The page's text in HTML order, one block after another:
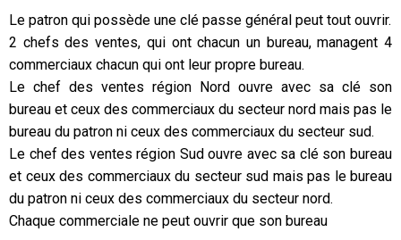
Le patron qui possède une clé passe général peut tout ouvrir.
2 chefs des ventes, qui ont chacun un bureau, managent 4
commerciaux chacun qui ont leur propre bureau.
Le chef des ventes région Nord ouvre avec sa clé son
bureau et ceux des commerciaux du secteur nord mais pas le
bureau du patron ni ceux des commerciaux du secteur sud.
Le chef des ventes région Sud ouvre avec sa clé son bureau
et ceux des commerciaux du secteur sud mais pas le bureau
du patron ni ceux des commerciaux du secteur nord.
Chaque commerciale ne peut ouvrir que son bureau